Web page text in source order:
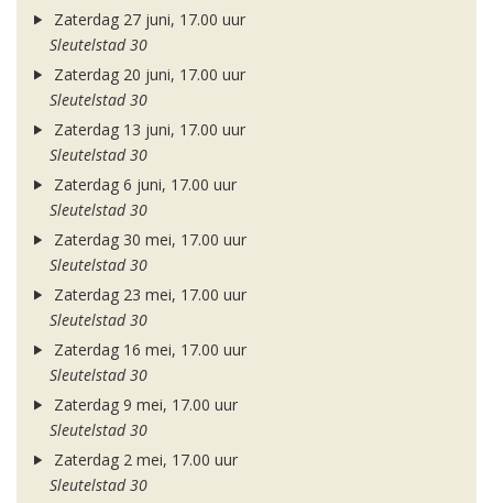
Zaterdag 27 juni, 17.00 uur
Sleutelstad 30
Zaterdag 20 juni, 17.00 uur
Sleutelstad 30
Zaterdag 13 juni, 17.00 uur
Sleutelstad 30
Zaterdag 6 juni, 17.00 uur
Sleutelstad 30
Zaterdag 30 mei, 17.00 uur
Sleutelstad 30
Zaterdag 23 mei, 17.00 uur
Sleutelstad 30
Zaterdag 16 mei, 17.00 uur
Sleutelstad 30
Zaterdag 9 mei, 17.00 uur
Sleutelstad 30
Zaterdag 2 mei, 17.00 uur
Sleutelstad 30